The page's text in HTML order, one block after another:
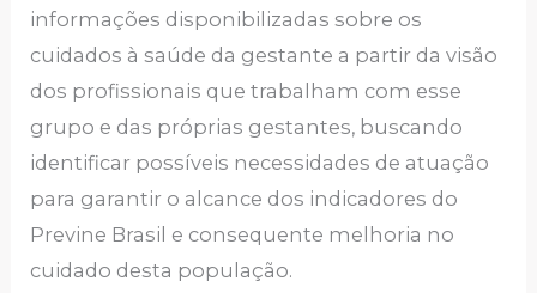
informações disponibilizadas sobre os
cuidados à saúde da gestante a partir da visão
dos profissionais que trabalham com esse
grupo e das próprias gestantes, buscando
identificar possíveis necessidades de atuação
para garantir o alcance dos indicadores do
Previne Brasil e consequente melhoria no
cuidado desta população.